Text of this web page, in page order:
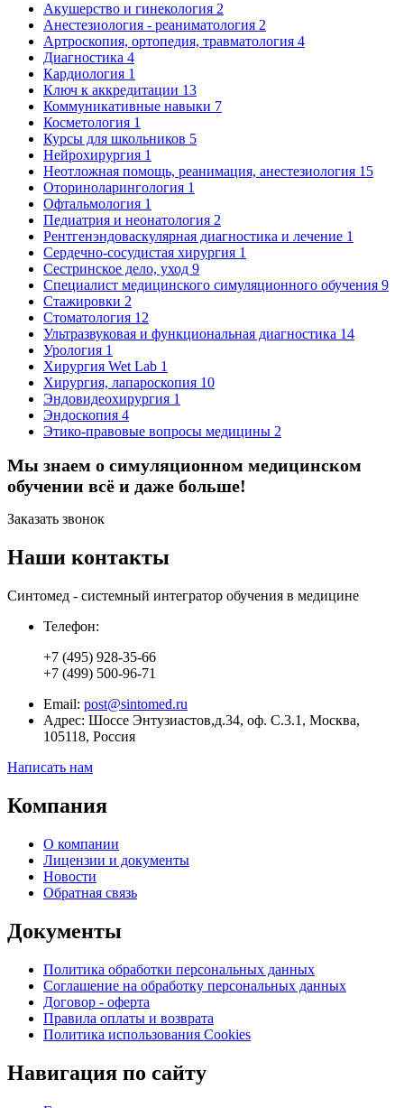
Акушерство и гинекология 2
Анестезиология - реаниматология 2
Артроскопия, ортопедия, травматология 4
Диагностика 4
Кардиология 1
Ключ к аккредитации 13
Коммуникативные навыки 7
Косметология 1
Курсы для школьников 5
Нейрохирургия 1
Неотложная помощь, реанимация, анестезиология 15
Оториноларингология 1
Офтальмология 1
Педиатрия и неонатология 2
Рентгенэндоваскулярная диагностика и лечение 1
Сердечно-сосудистая хирургия 1
Сестринское дело, уход 9
Специалист медицинского симуляционного обучения 9
Стажировки 2
Стоматология 12
Ультразвуковая и функциональная диагностика 14
Урология 1
Хирургия Wet Lab 1
Хирургия, лапароскопия 10
Эндовидеохирургия 1
Эндоскопия 4
Этико-правовые вопросы медицины 2
Мы знаем о симуляционном медицинском
обучении всё и даже больше!
Заказать звонок
Наши контакты
Синтомед - системный интегратор обучения в медицине
Телефон:
+7 (495) 928-35-66
+7 (499) 500-96-71
Email: post@sintomed.ru
Адрес: Шоссе Энтузиастов,д.34, оф. С.3.1, Москва,
105118, Россия
Написать нам
Компания
О компании
Лицензии и документы
Новости
Обратная связь
Документы
Политика обработки персональных данных
Соглашение на обработку персональных данных
Договор - оферта
Правила оплаты и возврата
Политика использования Cookies
Навигация по сайту